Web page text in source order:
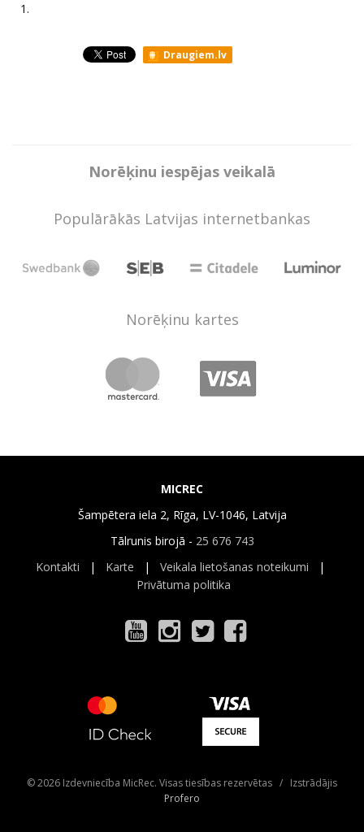
1.
Draugiem.lv
Norēķinu iespējas veikalā
Populārākās Latvijas internetbankas
Norēķinu kartes
MICREC
Šampētera iela 2, Rīga, LV-1046, Latvija
Tālrunis birojā - 25 676 743
Kontakti | Karte | Veikala lietošanas noteikumi |
Privātuma politika
© 2026 Izdevniecība MicRec. Visas tiesības rezervētas / Izstrādājis
Profero